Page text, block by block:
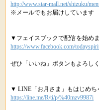
http://www.star-mall.net/shizuku/
※メールでもお届けしています
▼フェイスブックで配信を始め
https://www.facebook.com/
ぜひ「いいね」ボタンもよろし
▼ LINE「お月さま」もはじめち
https://line.me/R/ti/p/%40mzv9987i